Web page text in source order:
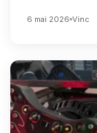
6 mai 2026 Vinc